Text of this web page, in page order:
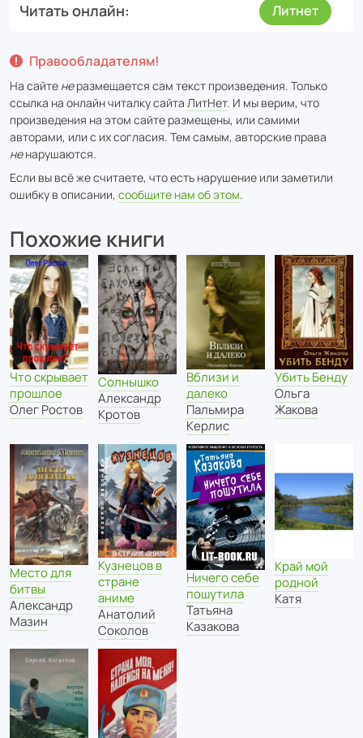
Читать онлайн Литнет
Правообладателям!
На сайте неразмещается сам текст произведения. Только
ссылка на онлайн читалку сайта ЛитНет. И мы верим, что
произведения на этом сайте размещены, или самими
авторами, или с их согласия. Тем самым, авторские права
ненарушаются.
Если вы всё же считаете, что есть нарушение или заметили
ошибку в описании, сообщите нам об этом.
Похожие книги
Что скрывает
прошлое
Олег Ростов
Солнышко
Александр
Кротов
Вблизи и
далеко
Пальмира
Керлис
Убить Бенду
Ольга
Жакова
Место для
битвы
Александр
Мазин
Кузнецов в
стране
аниме
Анатолий
Соколов
Ничего себе
пошутила
Татьяна
Казакова
Край мой
родной
Катя